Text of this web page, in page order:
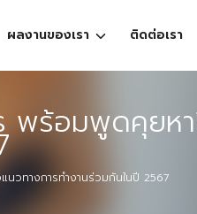
ผลงานของเรา ติดต่อเรา
พร้อมพูดคุยห
วทางการทำงานร่วมกันในปี 2567